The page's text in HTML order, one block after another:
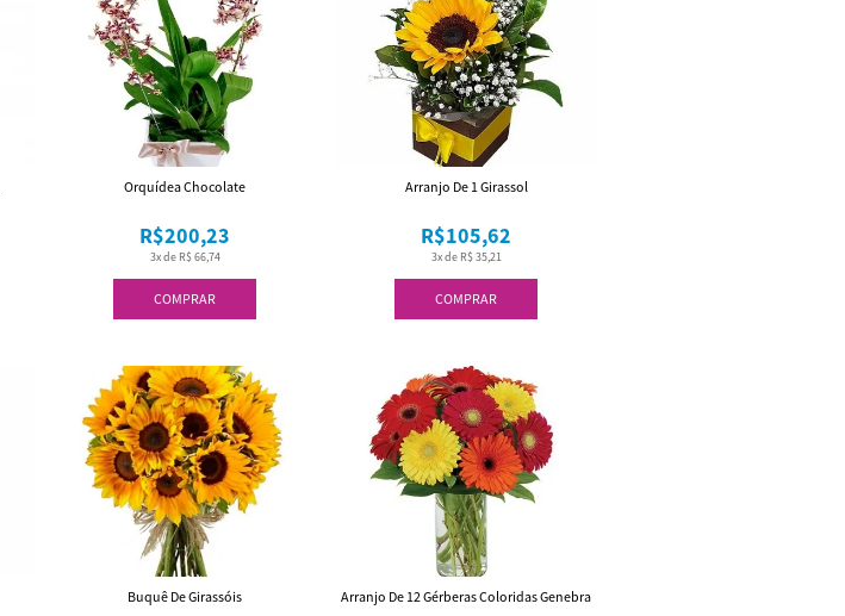
COMPRAR
3x de R$ 66,74
R$200,23
Orquídea Chocolate
COMPRAR
3x de R$ 35,21
R$105,62
Arranjo De 1 Girassol
Buquê De Girassóis Arranjo De 12 Gérberas Coloridas Genebra